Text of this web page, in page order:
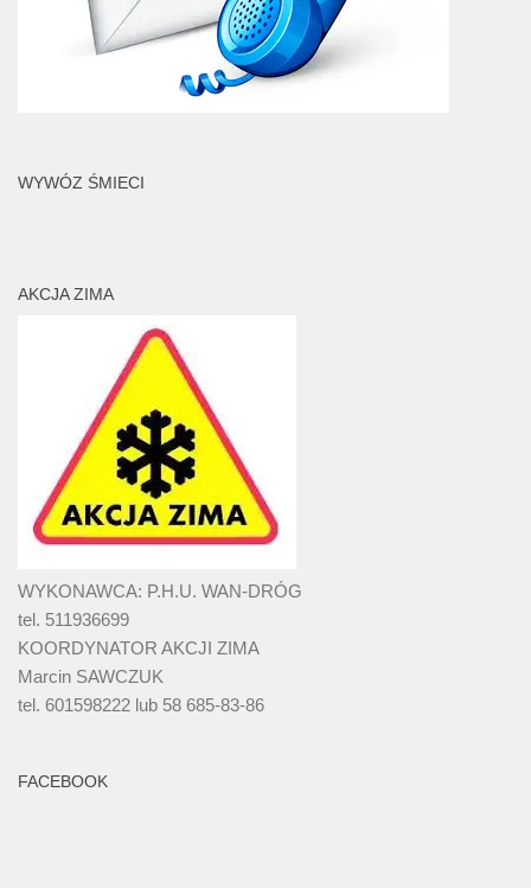
WYWÓZ ŚMIECI
AKCJA ZIMA
WYKONAWCA: P.H.U. WAN-DRÓG
tel. 511936699
KOORDYNATOR AKCJI ZIMA
Marcin SAWCZUK
tel. 601598222 lub 58 685-83-86
FACEBOOK